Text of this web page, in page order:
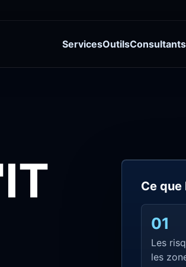
ServicesOutilsConsultants
Ce
01
Les
les